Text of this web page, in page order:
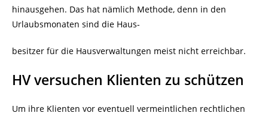
hinausgehen. Das hat nämlich Methode, denn in den
Urlaubsmonaten sind die Haus-
besitzer für die Hausverwaltungen meist nicht erreichbar.
HV versuchen Klienten zu schützen
Um ihre Klienten vor eventuell vermeintlichen rechtlichen